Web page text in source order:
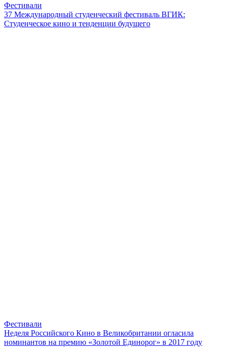
Фестивали
37 Международный студенческий фестиваль ВГИК:
Студенческое кино и тенденции будущего
Фестивали
Неделя Российского Кино в Великобритании огласила
номинантов на премию «Золотой Единорог» в 2017 году